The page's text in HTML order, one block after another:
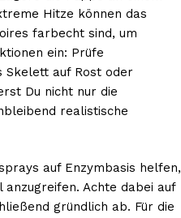
Hitze können das
farbecht sind, um
ein: Prüfe
Skelett auf Rost oder
Du nicht nur die
realistische
auf Enzymbasis helfen,
Achte dabei auf
gründlich ab. Für die